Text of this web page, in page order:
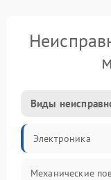
Виды
Электроника
Механические